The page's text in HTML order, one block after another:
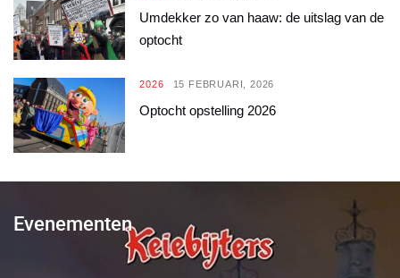
Umdekker zo van haaw: de uitslag van de
optocht
2026 15 FEBRUARI, 2026
Optocht opstelling 2026
Evenementen